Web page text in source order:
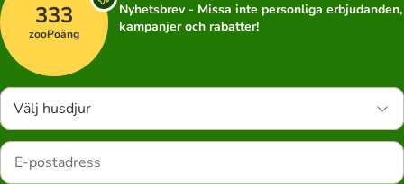
333
zooPoäng
Nyhetsbrev - Missa inte personliga erbjudanden,
kampanjer och rabatter!
Välj husdjur